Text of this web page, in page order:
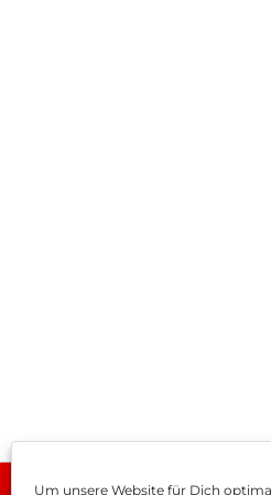
Um unsere Website für Dich